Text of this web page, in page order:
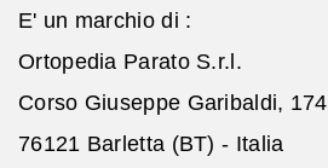
E' un marchio di :
Ortopedia Parato S.r.l.
Corso Giuseppe Garibaldi, 174
76121 Barletta (BT) - Italia